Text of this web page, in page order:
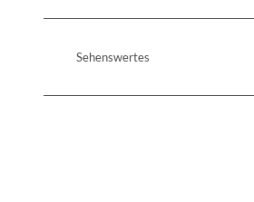
Sehenswertes